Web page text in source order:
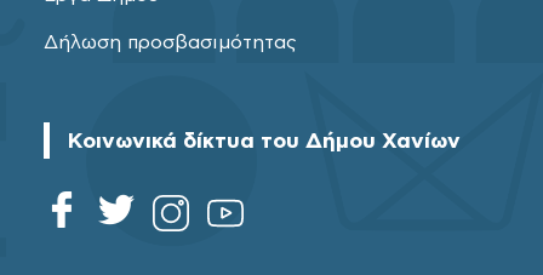
Δήλωση προσβασιμότητας
Κοινωνικά δίκτυα του Δήμου Χανίων